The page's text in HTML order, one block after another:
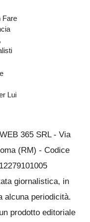
Fare
Lui
365 SRL - Via
(RM) - Codice
giornalistica, in
alcuna periodicità.
prodotto editoriale